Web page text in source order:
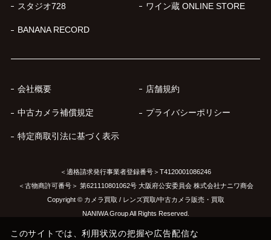
スタジオ728 ワイン蔵 ONLINE STORE
BANANA RECORD
会社概要 店舗規約
中古カメラ補償規定 プライバシーポリシー
特定商取引法に基づく表示
＜適格請求発行事業者登録番号＞T4120001086246
＜古物商許可番号＞ 第621110801062号 大阪府公安委員会 株式会社ナニワ商会
Copyright © カメラ買取 / レンズ買取/中古カメラ販売・買取
NANIWA Group All Rights Reserved.
このサイトでは、利用状況の把握や広告配信な